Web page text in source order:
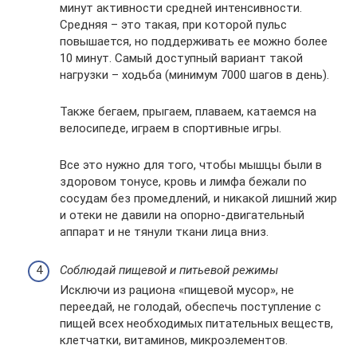
минут активности средней интенсивности.
Средняя – это такая, при которой пульс
повышается, но поддерживать ее можно более
10 минут. Самый доступный вариант такой
нагрузки – ходьба (минимум 7000 шагов в день).
Также бегаем, прыгаем, плаваем, катаемся на
велосипеде, играем в спортивные игры.
Все это нужно для того, чтобы мышцы были в
здоровом тонусе, кровь и лимфа бежали по
сосудам без промедлений, и никакой лишний жир
и отеки не давили на опорно-двигательный
аппарат и не тянули ткани лица вниз.
Соблюдай пищевой и питьевой режимы
Исключи из рациона «пищевой мусор», не
переедай, не голодай, обеспечь поступление с
пищей всех необходимых питательных веществ,
клетчатки, витаминов, микроэлементов.